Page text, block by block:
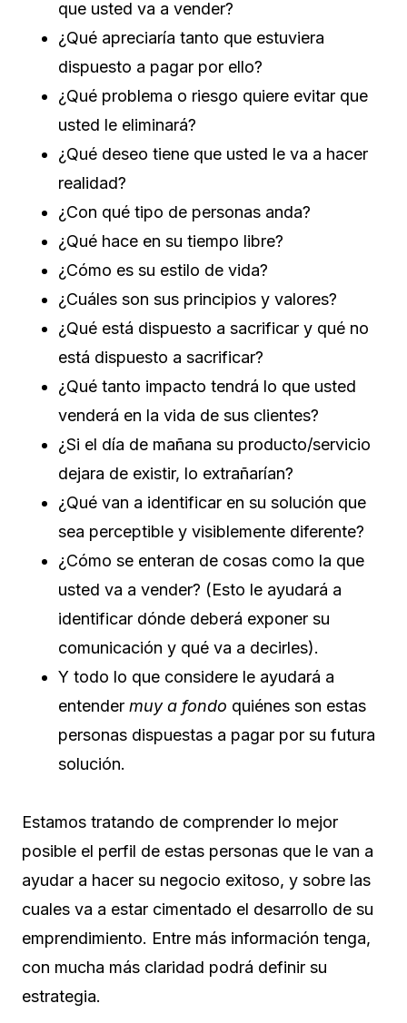
que usted va a vender?
¿Qué apreciaría tanto que estuviera
dispuesto a pagar por ello?
¿Qué problema o riesgo quiere evitar que
usted le eliminará?
¿Qué deseo tiene que usted le va a hacer
realidad?
¿Con qué tipo de personas anda?
¿Qué hace en su tiempo libre?
¿Cómo es su estilo de vida?
¿Cuáles son sus principios y valores?
¿Qué está dispuesto a sacrificar y qué no
está dispuesto a sacrificar?
¿Qué tanto impacto tendrá lo que usted
venderá en la vida de sus clientes?
¿Si el día de mañana su producto/servicio
dejara de existir, lo extrañarían?
¿Qué van a identificar en su solución que
sea perceptible y visiblemente diferente?
¿Cómo se enteran de cosas como la que
usted va a vender? (Esto le ayudará a
identificar dónde deberá exponer su
comunicación y qué va a decirles).
Y todo lo que considere le ayudará a
entender muy a fondo quiénes son estas
personas dispuestas a pagar por su futura
solución.
Estamos tratando de comprender lo mejor
posible el perfil de estas personas que le van a
ayudar a hacer su negocio exitoso, y sobre las
cuales va a estar cimentado el desarrollo de su
emprendimiento. Entre más información tenga,
con mucha más claridad podrá definir su
estrategia.